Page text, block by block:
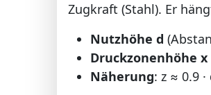
Zugkraft (Stahl). Er
Nutzhöhe d
Druckzonenhöhe x
Näherung: z ≈ 0.9